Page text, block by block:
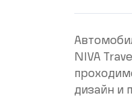
NIVA
дизайн и